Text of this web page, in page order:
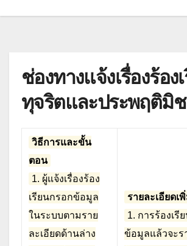
ช่องทางแจ้งเรื่องร้อง
ทุจริตและประพฤติมิ
วิธีการและขั้น
ตอน
1. ผู้แจ้งเรื่องร้อง
เรียนกรอกข้อมูล
ในระบบตามราย
ละเอียดด้านล่าง
รายละเอียดเ
1. การร้องเรี
ข้อมูลแล้วจะร